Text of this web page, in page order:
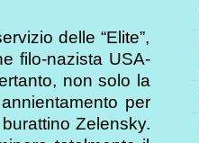
delle “Elite”,
filo-nazista USA-
non solo la
per
Zelensky.